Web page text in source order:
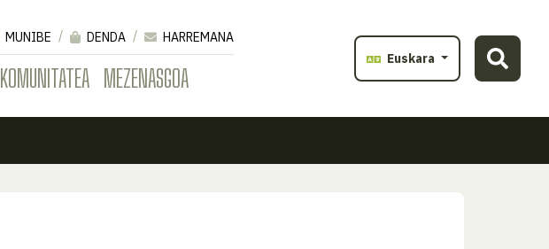
KOMUNITATEA MEZENASGOA
MUNIBE DENDA
HARREMANA
Euskara